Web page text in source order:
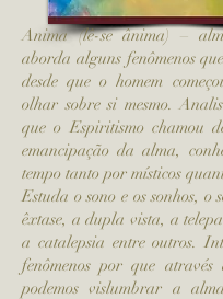
Anima (lê-se ânima) –
aborda alguns fenômenos
desde que o homem
olhar sobre si mesmo.
que o Espiritismo chamou
emancipação da alma,
tempo tanto por místicos
Estuda o sono e os sonhos, o
êxtase, a dupla vista, a
a catalepsia entre outros.
fenômenos por que através
podemos vislumbrar a